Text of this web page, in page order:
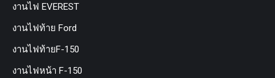
งานไฟ EVEREST
งานไฟท้าย Ford
งานไฟท้ายF-150
งานไฟหน้า F-150